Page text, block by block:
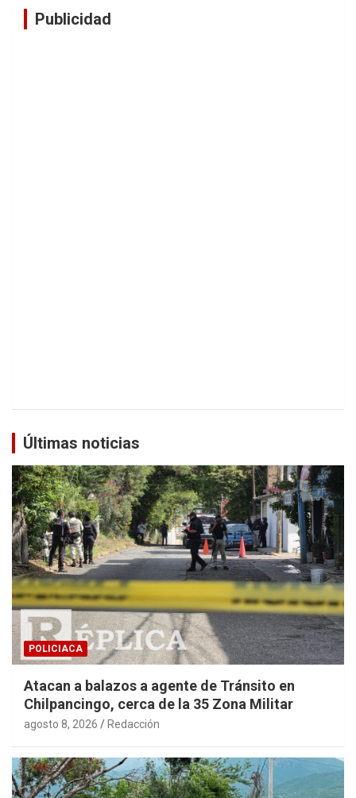
Publicidad
Últimas noticias
POLICIACA
Atacan a balazos a agente de Tránsito en
Chilpancingo, cerca de la 35 Zona Militar
agosto 8, 2026 Redacción